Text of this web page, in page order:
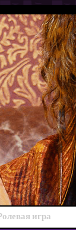
игра